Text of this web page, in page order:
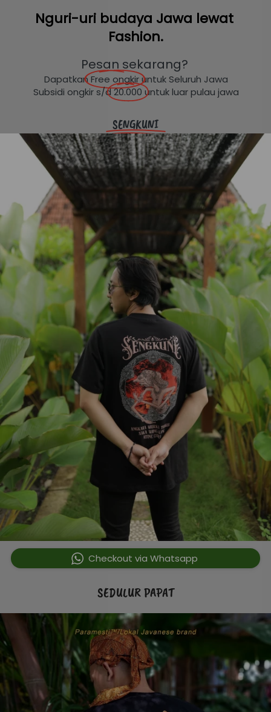
Nguri-uri budaya Jawa lewat
Fashion.
Pesan sekarang?
Dapatkan Free ongkir untuk Seluruh Jawa
Subsidi ongkir s/d 20.000 untuk luar pulau jawa
SENGKUNI
` Checkout via Whatsapp
SEDULUR PAPAT